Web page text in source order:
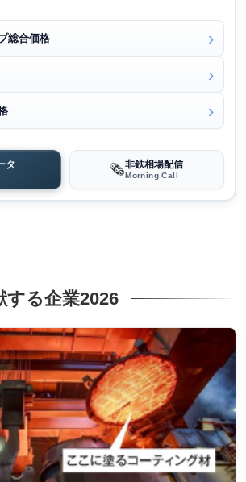
総合価格
タ 🗞️非鉄相場配信
Morning Call
する企業2026